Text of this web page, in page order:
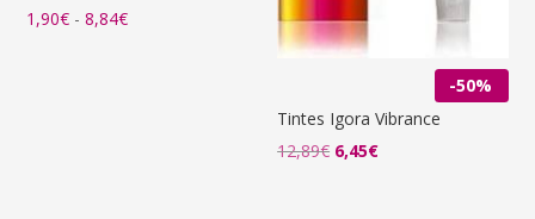
1,90€ - 8,84€Rango
-50%
Tintes Igora Vibrance
12,89€ El
6,45€El